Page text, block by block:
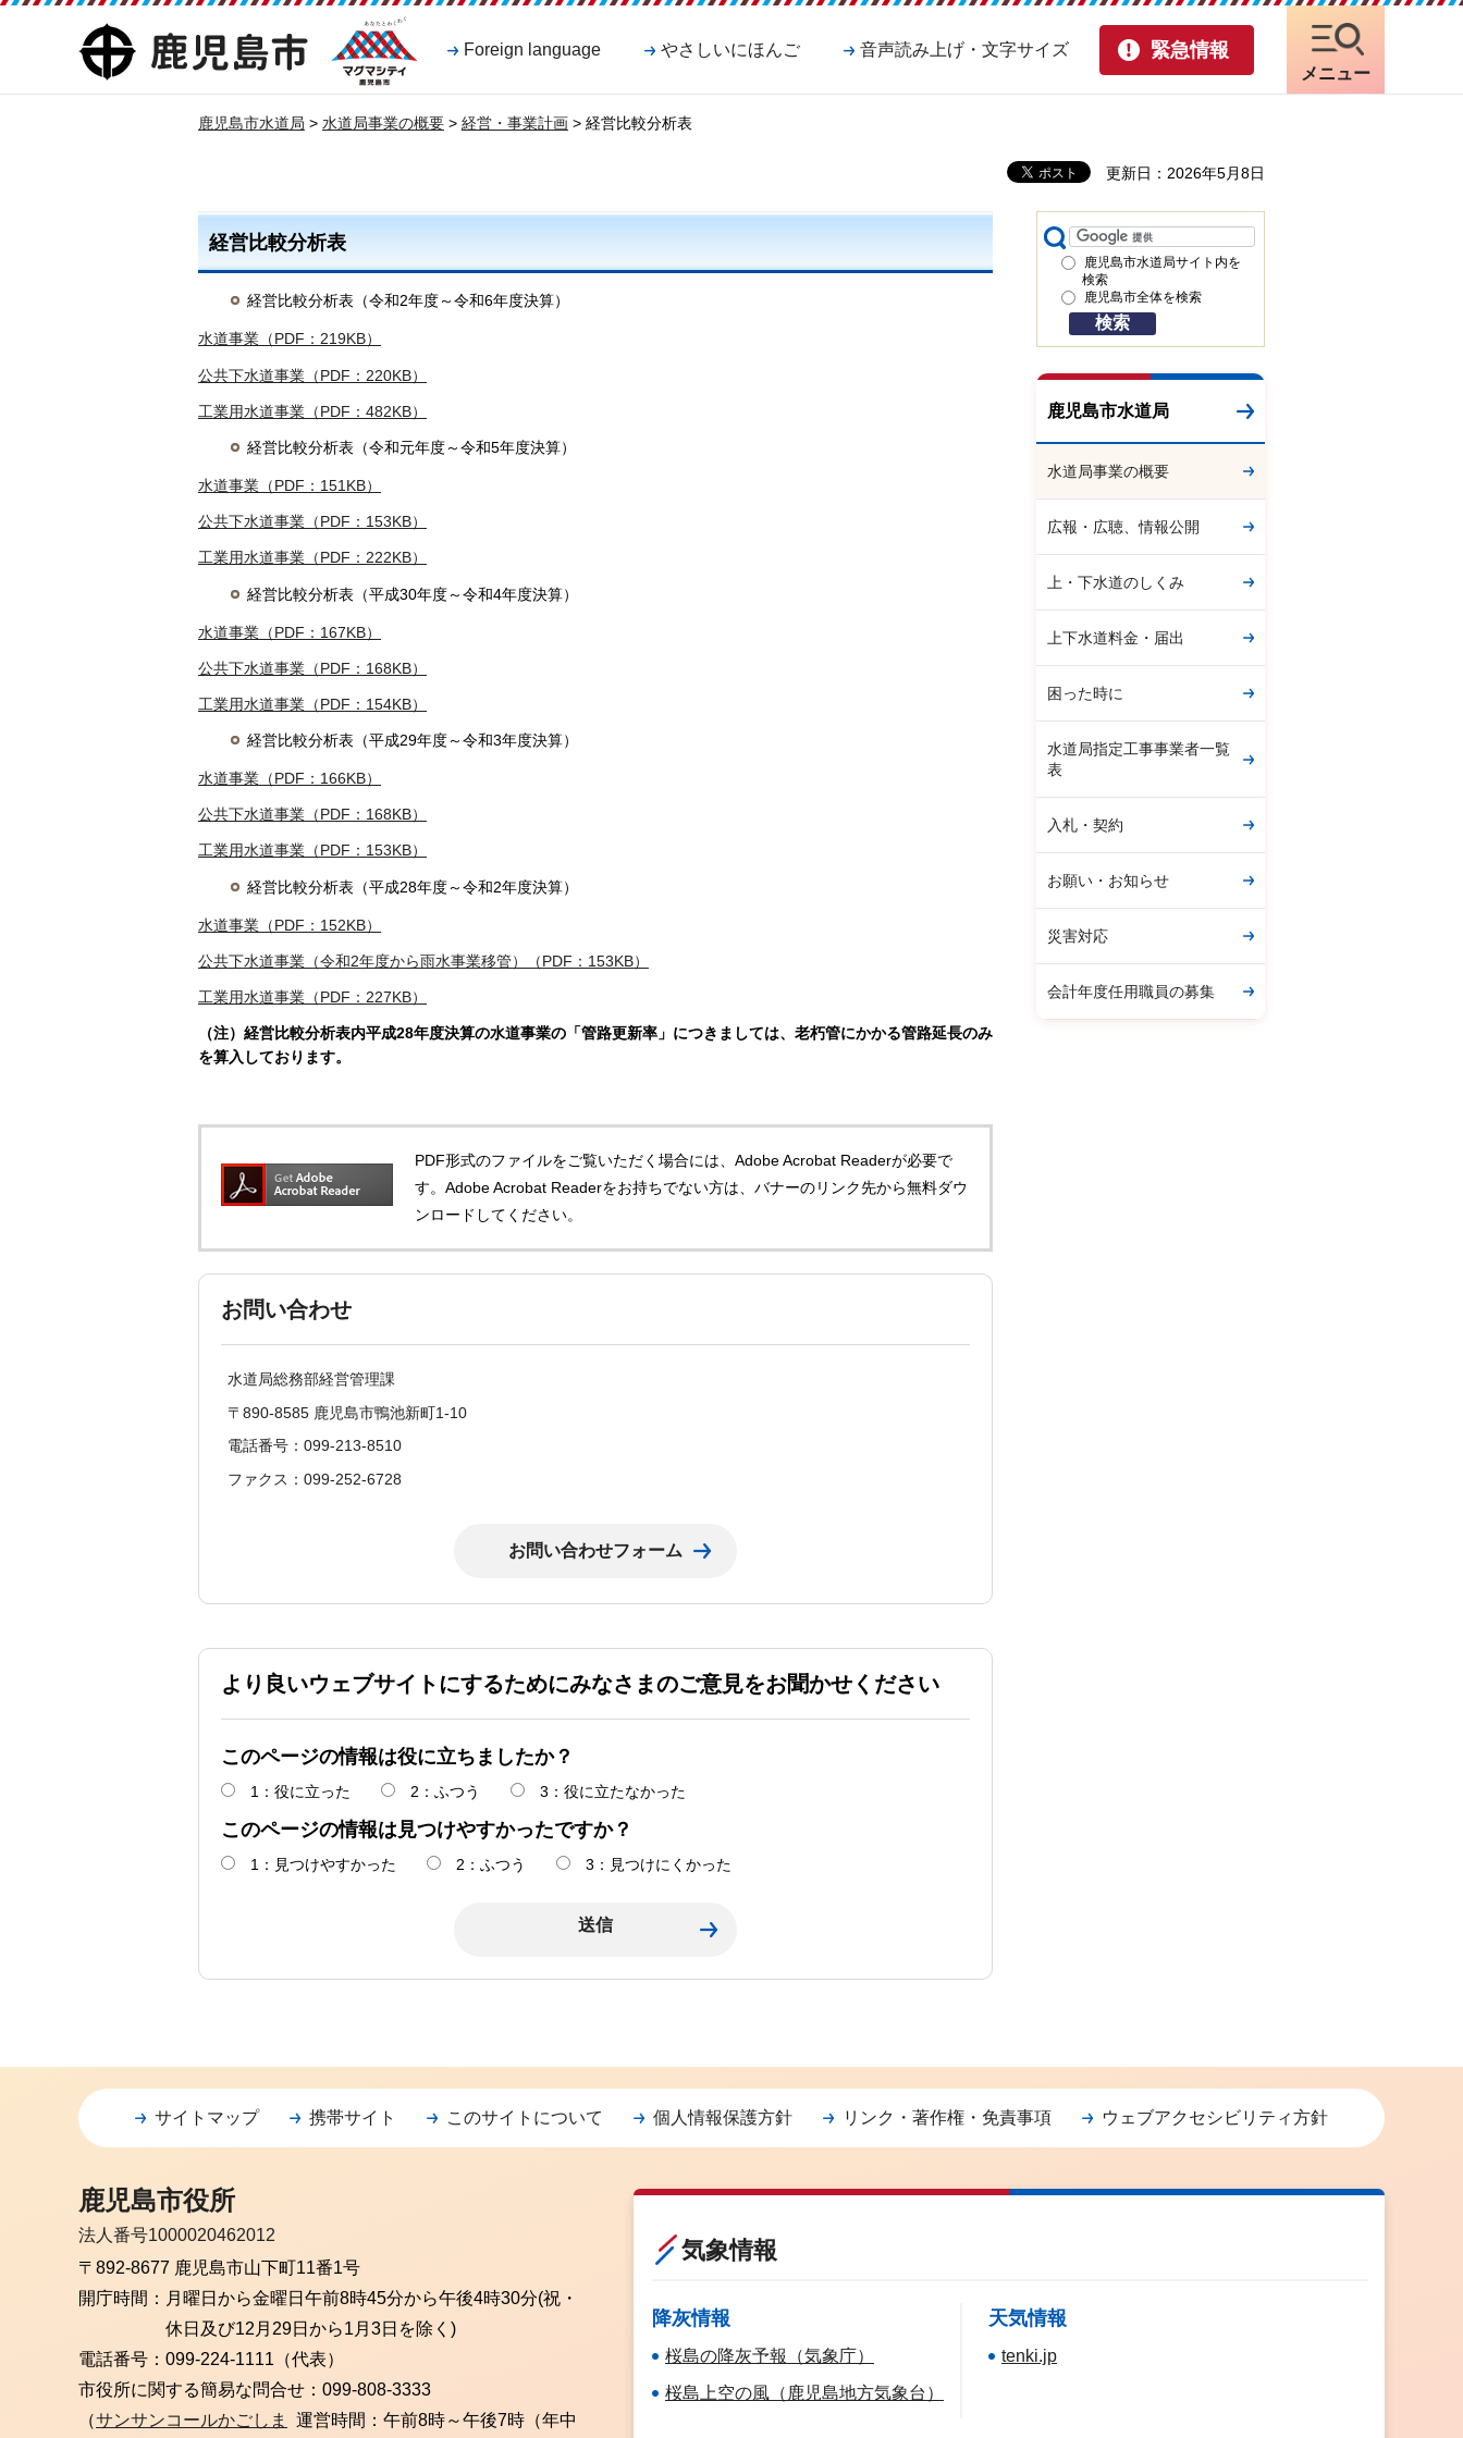
鹿児島市
マグマシティ
鹿児島市
Foreign language やさしいにほんご 音声読み上げ・文字サイズ 緊急情報
メニュー
鹿児島市水道局 > 水道局事業の概要 > 経営・事業計画 > 経営比較分析表
更新日：2026年5月8日
経営比較分析表
経営比較分析表（令和2年度～令和6年度決算）
水道事業（PDF：219KB）
公共下水道事業（PDF：220KB）
工業用水道事業（PDF：482KB）
経営比較分析表（令和元年度～令和5年度決算）
水道事業（PDF：151KB）
公共下水道事業（PDF：153KB）
工業用水道事業（PDF：222KB）
経営比較分析表（平成30年度～令和4年度決算）
水道事業（PDF：167KB）
公共下水道事業（PDF：168KB）
工業用水道事業（PDF：154KB）
経営比較分析表（平成29年度～令和3年度決算）
水道事業（PDF：166KB）
公共下水道事業（PDF：168KB）
工業用水道事業（PDF：153KB）
経営比較分析表（平成28年度～令和2年度決算）
水道事業（PDF：152KB）
公共下水道事業（令和2年度から雨水事業移管）（PDF：153KB）
工業用水道事業（PDF：227KB）
（注）経営比較分析表内平成28年度決算の水道事業の「管路更新率」につきましては、老朽管にかかる管路延長のみ
を算入しております。
PDF形式のファイルをご覧いただく場合には、Adobe Acrobat Readerが必要で
す。Adobe Acrobat Readerをお持ちでない方は、バナーのリンク先から無料ダウ
ンロードしてください。
お問い合わせ
水道局総務部経営管理課
〒890-8585 鹿児島市鴨池新町1-10
電話番号：099-213-8510
ファクス：099-252-6728
より良いウェブサイトにするためにみなさまのご意見をお聞かせください
このページの情報は役に立ちましたか？
1：役に立った 2：ふつう 3：役に立たなかった
このページの情報は見つけやすかったですか？
1：見つけやすかった 2：ふつう 3：見つけにくかった
鹿児島市水道局サイト内を
検索
鹿児島市全体を検索
鹿児島市水道局
水道局事業の概要
広報・広聴、情報公開
上・下水道のしくみ
上下水道料金・届出
困った時に
水道局指定工事事業者一覧
表
入札・契約
お願い・お知らせ
災害対応
会計年度任用職員の募集
サイトマップ 携帯サイト このサイトについて 個人情報保護方針 リンク・著作権・免責事項 ウェブアクセシビリティ方針
鹿児島市役所
法人番号1000020462012
〒892-8677 鹿児島市山下町11番1号
開庁時間： 月曜日から金曜日 午前8時45分から午後4時30分(祝・
休日及び12月29日から1月3日を除く)
電話番号： 099-224-1111（代表）
市役所に関する簡易な問合せ： 099-808-3333
（サンサンコールかごしま 運営時間：午前8時～午後7時（年中
気象情報
降灰情報
桜島の降灰予報（気象庁）
桜島上空の風（鹿児島地方気象台）
天気情報
tenki.jp